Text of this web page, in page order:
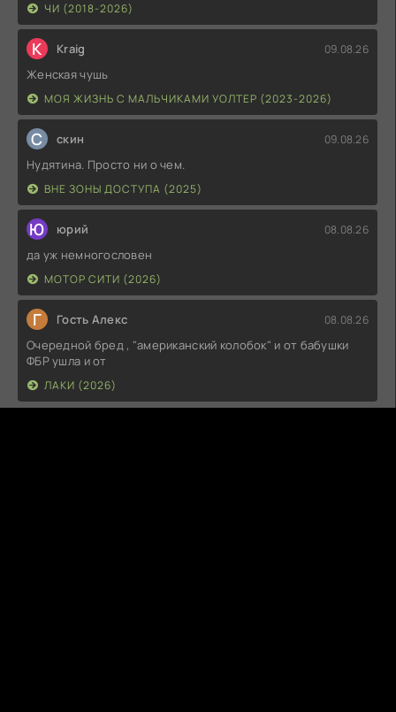
ЧИ (2018-2026)
K Kraig 09.08.26
Женская чушь
МОЯ ЖИЗНЬ С МАЛЬЧИКАМИ УОЛТЕР (2023-2026)
С скин 09.08.26
Нудятина. Просто ни о чем.
ВНЕ ЗОНЫ ДОСТУПА (2025)
Ю юрий 08.08.26
да уж немногословен
МОТОР СИТИ (2026)
Г Гость Алекс 08.08.26
Очередной бред , "американский колобок" и от бабушки
ФБР ушла и от
ЛАКИ (2026)